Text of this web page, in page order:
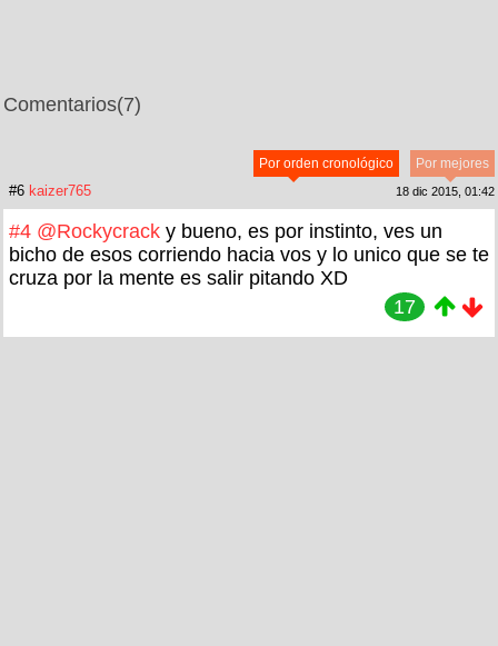
Comentarios(7)
Por mejores
Por orden cronológico
#6 kaizer765 18 dic 2015, 01:42
#4 @Rockycrack y bueno, es por instinto, ves un
bicho de esos corriendo hacia vos y lo unico que se te
cruza por la mente es salir pitando XD
17